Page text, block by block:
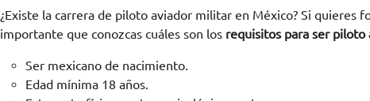
¿Existe la carrera de piloto aviador militar en México? Si quieres
importante que conozcas cuáles son los requisitos para ser piloto
Ser mexicano de nacimiento.
Edad mínima 18 años.